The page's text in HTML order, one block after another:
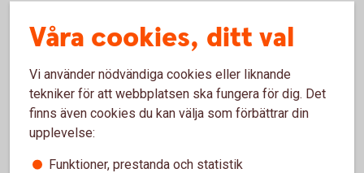
liten roligare plats att vara på sommartid. Jag tror att den
publik och musiker, vilket vi märker i ett stort stöd från
både näringslivet och ortsborna. Sen har alla sitt minne från
sin bästa Orsayra. Alltifrån en karuselltur när man var liten
till att man spelat själv eller lyssnat på något riktigt
speciellt musikermöte.”
Våra cookies, ditt val
Vi använder nödvändiga cookies eller liknande
tekniker för att webbplatsen ska fungera för dig. Det
finns även cookies du kan välja som förbättrar din
upplevelse:
Funktioner, prestanda och statistik